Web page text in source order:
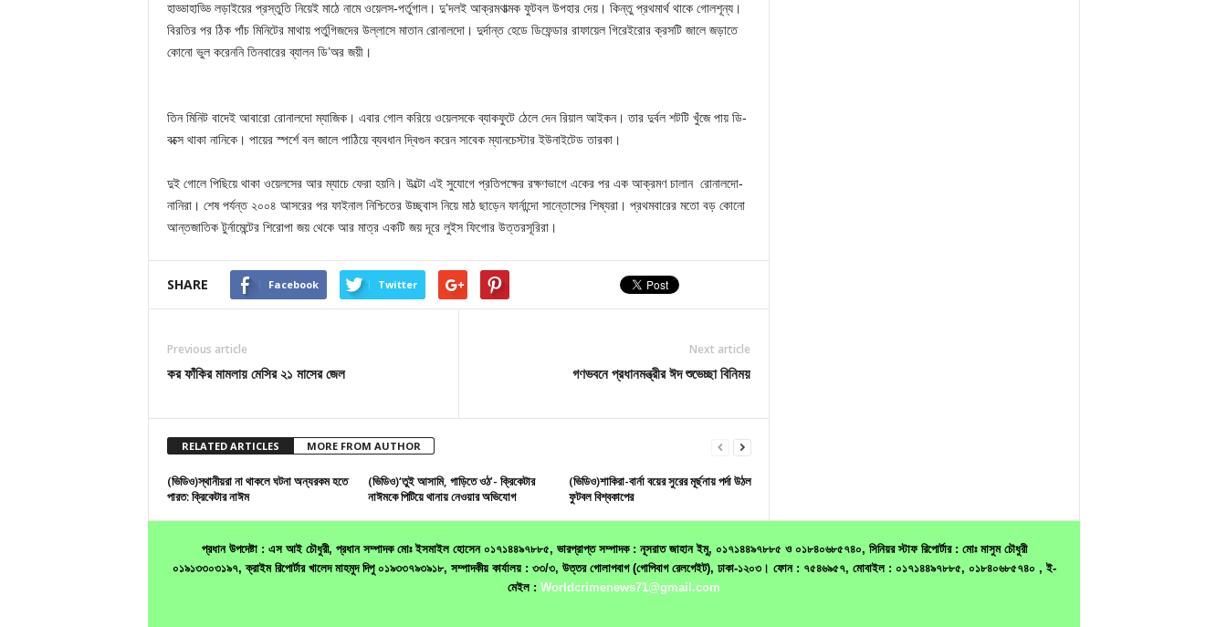
হাড্ডাহাড্ডি লড়াইয়ের প্রস্তুতি নিয়েই মাঠে নামে ওয়েলস-পর্তুগাল। দু’দলই আক্রমণাত্মক ফুটবল উপহার দেয়। কিন্তু প্রথমার্থ থাকে গোলশূন্য।
বিরতির পর ঠিক পাঁচ মিনিটের মাথায় পর্তুগিজদের উল্লাসে মাতান রোনালদো। দুর্দান্ত হেডে ডিফেন্ডার রাফায়েল গিরেইরোর ক্রসটি জালে জড়াতে
কোনো ভুল করেননি তিনবারের ব্যালন ডি’অর জয়ী।
তিন মিনিট বাদেই আবারো রোনালদো ম্যাজিক। এবার গোল করিয়ে ওয়েলসকে ব্যাকফুটে ঠেলে দেন রিয়াল আইকন। তার দুর্বল শটটি খুঁজে পায় ডি-
বক্সে থাকা নানিকে। পায়ের স্পর্শে বল জালে পাঠিয়ে ব্যবধান দ্বিগুন করেন সাবেক ম্যানচেস্টার ইউনাইটেড তারকা।
দুই গোলে পিছিয়ে থাকা ওয়েলসের আর ম্যাচে ফেরা হয়নি। উল্টো এই সুযোগে প্রতিপক্ষের রক্ষণভাগে একের পর এক আক্রমণ চালান রোনালদো-
নানিরা। শেষ পর্যন্ত ২০০৪ আসরের পর ফাইনাল নিশ্চিতের উচ্ছ্বাস নিয়ে মাঠ ছাড়েন ফার্নান্দো সান্তোসের শিষ্যরা। প্রথমবারের মতো বড় কোনো
আন্তজাতিক টুর্নামেন্টের শিরোপা জয় থেকে আর মাত্র একটি জয় দূরে লুইস ফিগোর উত্তরসূরিরা।
SHARE Facebook Twitter
Previous article
কর ফাঁকির মামলায় মেসির ২১ মাসের জেল
Next article
গণভবনে প্রধানমন্ত্রীর ঈদ শুভেচ্ছা বিনিময়
RELATED ARTICLES MORE FROM AUTHOR
(ভিডিও)স্থানীয়রা না থাকলে ঘটনা অন্যরকম হতে
পারত: ক্রিকেটার নাঈম
(ভিডিও)‘তুই আসামি, গাড়িতে ওঠ’- ক্রিকেটার
নাঈমকে পিটিয়ে থানায় নেওয়ার অভিযোগ
(ভিডিও)শাকিরা-বার্না বয়ের সুরের মূর্ছনায় পর্দা উঠল
ফুটবল বিশ্বকাপের
প্রধান উপদেষ্টা : এস আই চৌধুরী, প্রধান সম্পাদক মোঃ ইসমাইল হোসেন ০১৭১৪৪৯৭৮৮৫, ভারপ্রাপ্ত সম্পাদক : নূসরাত জাহান ইমু, ০১৭১৪৪৯৭৮৮৫ ও ০১৮৪০৬৮৫৭৪০, সিনিয়র স্টাফ রিপোর্টার : মোঃ মাসুম চৌধুরী
০১৯১৩৩০৩১৯৭, ক্রাইম রিপোর্টার খালেদ মাহমুদ দিপু ০১৯৩৩৭৯৩৯১৮, সম্পাদকীয় কার্যালয় : ৩৩/৩, উত্তর গোলাপবাগ (গোপিবাগ রেলগেইট), ঢাকা-১২০৩। ফোন : ৭৫৪৬৯৫৭, মোবাইল : ০১৭১৪৪৯৭৮৮৫, ০১৮৪০৬৮৫৭৪০ , ই-
মেইল : Worldcrimenews71@gmail.com